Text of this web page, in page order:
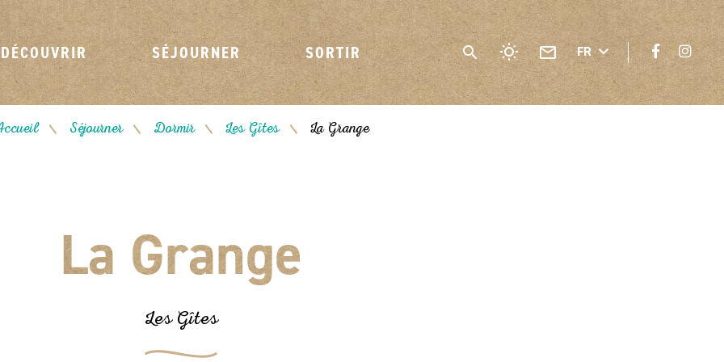
DÉCOUVRIR SÉJOURNER SORTIR FR
/ Séjourner / Dormir / Les Gîtes / La Grange
La Grange
Les Gîtes